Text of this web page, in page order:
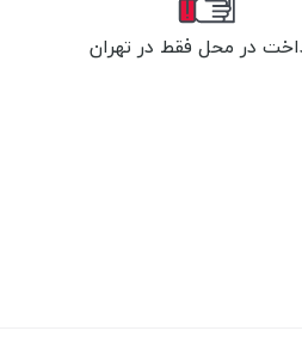
در محل فقط در تهران